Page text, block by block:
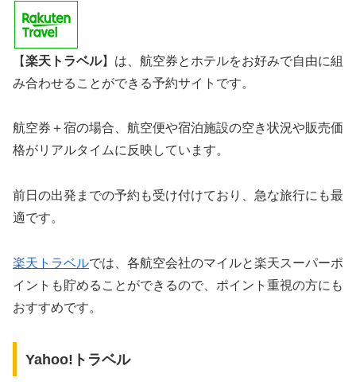
【楽天トラベル】は、航空券とホテルをお好みで自由に組
み合わせることができる予約サイトです。
航空券＋宿の場合、航空便や宿泊施設の空き状況や販売価
格がリアルタイムに反映しています。
前日の出発までの予約も受け付けており、急な旅行にも最
適です。
楽天トラベルでは、各航空会社のマイルと楽天スーパーポ
イントも貯めることができるので、ポイント重視の方にも
おすすめです。
Yahoo!トラベル